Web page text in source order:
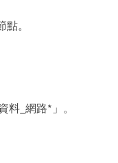
。
_網路*」。